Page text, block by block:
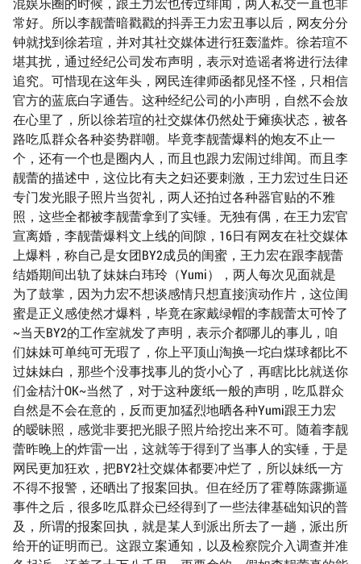
常好。所以李靓蕾暗戳戳的抖弄王力宏丑事以后，网友分分
钟就找到徐若瑄，并对其社交媒体进行狂轰滥炸。徐若瑄不
堪其扰，通过经纪公司发布声明，表示对造谣者将进行法律
追究。可惜现在这年头，网民连律师函都见怪不怪，只相信
官方的蓝底白字通告。这种经纪公司的小声明，自然不会放
在心里了，所以徐若瑄的社交媒体仍然处于瘫痪状态，被各
路吃瓜群众各种姿势群嘲。毕竟李靓蕾爆料的炮友不止一
个，还有一个也是圈内人，而且也跟力宏闹过绯闻。而且李
靓蕾的描述中，这位比有夫之妇还要刺激，王力宏过生日还
专门发光眼子照片当贺礼，两人还拍过各种器官贴的不雅
照，这些全都被李靓蕾拿到了实锤。无独有偶，在王力宏官
宣离婚，李靓蕾爆料文上线的间隙，16日有网友在社交媒体
上爆料，称自己是女团BY2成员的闺蜜，王力宏在跟李靓蕾
结婚期间出轨了妹妹白玮玲（Yumi），两人每次见面就是
为了鼓掌，因为力宏不想谈感情只想直接演动作片，这位闺
蜜是正义感使然才爆料，毕竟在家戴绿帽的李靓蕾太可怜了
~当天BY2的工作室就发了声明，表示介都哪儿的事儿，咱
们妹妹可单纯可无瑕了，你上平顶山淘换一坨白煤球都比不
过妹妹白，那些个没事找事儿的货小心了，再瞎比比就送你
们金桔汁OK~当然了，对于这种废纸一般的声明，吃瓜群众
自然是不会在意的，反而更加猛烈地晒各种Yumi跟王力宏
的暧昧照，感觉非要把光眼子照片给挖出来不可。随着李靓
蕾昨晚上的炸雷一出，这就等于得到了当事人的实锤，于是
网民更加狂欢，把BY2社交媒体都要冲烂了，所以妹纸一方
不得不报警，还晒出了报案回执。但在经历了霍尊陈露撕逼
事件之后，很多吃瓜群众已经得到了一些法律基础知识的普
及，所谓的报案回执，就是某人到派出所去了一趟，派出所
给开的证明而已。这跟立案通知，以及检察院介入调查并准